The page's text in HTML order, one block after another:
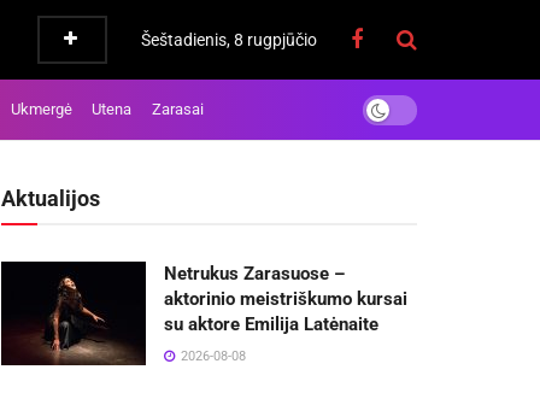
Šeštadienis, 8 rugpjūčio
Ukmergė Utena Zarasai
Aktualijos
Netrukus Zarasuose –
aktorinio meistriškumo kursai
su aktore Emilija Latėnaite
2026-08-08